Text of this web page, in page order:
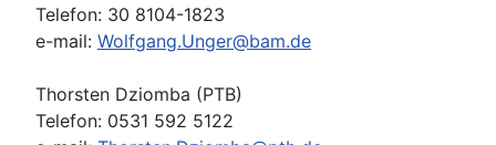
Telefon: 30 8104-1823
e-mail: Wolfgang.Unger@bam.de
Thorsten Dziomba (PTB)
Telefon: 0531 592 5122